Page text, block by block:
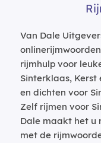
Van Dale
rijmhulp voor
Sinterklaas, Kerst
en dichten voor
Zelf rijmen voor
Dale maakt het u
met de